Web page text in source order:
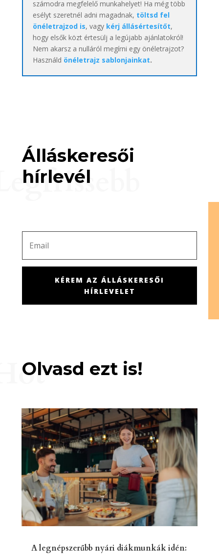
számodra megfelelő munkahelyet! Ha még több
esélyt szeretnél adni magadnak, töltsd fel
önéletrajzod is, vagy kérj állásértesítőt,
hogy elsők közt értesülj a legújabb ajánlatokról!
Nem akarsz a nulláról megírni egy önéletrajzot?
Használd önéletrajz sablonjainkat.
Álláskeresői
hírlevél
KÉREM AZ ÁLLÁSKERESŐI
HÍRLEVELET
Olvasd ezt is!
A legnépszerűbb nyári diákmunkák idén: